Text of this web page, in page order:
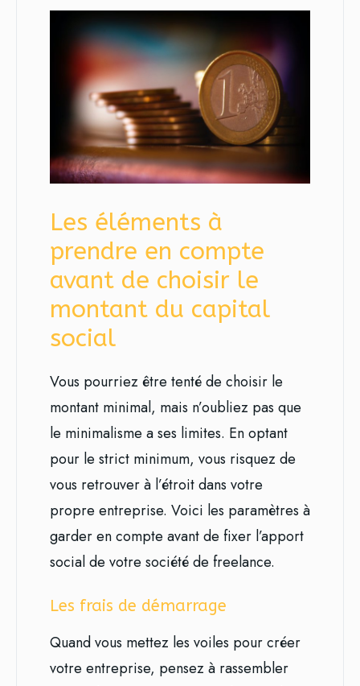
Les éléments à
prendre en compte
avant de choisir le
montant du capital
social
Vous pourriez être tenté de choisir le
montant minimal, mais n’oubliez pas que
le minimalisme a ses limites. En optant
pour le strict minimum, vous risquez de
vous retrouver à l’étroit dans votre
propre entreprise. Voici les paramètres à
garder en compte avant de fixer l’apport
social de votre société de freelance.
Les frais de démarrage
Quand vous mettez les voiles pour créer
votre entreprise, pensez à rassembler